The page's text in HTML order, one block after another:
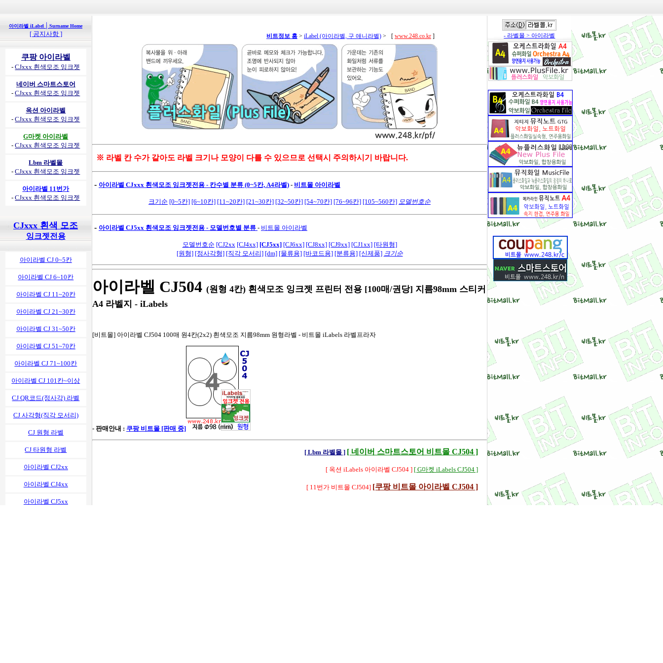
아이라벨 iLabel | Surname Home
[ 공지사항 ]
쿠팡 아이라벨
-CJxxx 흰색모조 잉크젯
네이버 스마트스토어
-CJxxx 흰색모조 잉크젯
옥션 아이라벨
-CJxxx 흰색모조 잉크젯
G마켓 아이라벨
-CJxxx 흰색모조 잉크젯
Lbm 라벨몰
-CJxxx 흰색모조 잉크젯
아이라벨 11번가
-CJxxx 흰색모조 잉크젯
CJxxx 흰색 모조
잉크젯전용
아이라벨 CJ 0~5칸
아이라벨 CJ 6~10칸
아이라벨 CJ 11~20칸
아이라벨 CJ 21~30칸
아이라벨 CJ 31~50칸
아이라벨 CJ 51~70칸
아이라벨 CJ 71~100칸
아이라벨 CJ 101칸~이상
CJ QR코드(정사각) 라벨
CJ 사각형(직각 모서리)
CJ 원형 라벨
CJ 타원형 라벨
아이라벨 CJ2xx
아이라벨 CJ4xx
아이라벨 CJ5xx
비트정보 홈 > iLabel (아이라벨, 구 애니라벨) > [ www.248.co.kr ]
※ 라벨 칸 수가 같아도 라벨 크기나 모양이 다를 수 있으므로 선택시 주의하시기 바랍니다.
- 아이라벨 CJxxx 흰색모조 잉크젯전용 - 칸수별 분류 (0~5칸, A4라벨) - 비트몰 아이라벨
크기순 [0~5칸] [6~10칸] [11~20칸] [21~30칸] [32~50칸] [54~70칸] [76~96칸] [105~560칸] 모델번호순
- 아이라벨 CJ5xx 흰색모조 잉크젯전용 - 모델번호별 분류 - 비트몰 아이라벨
모델번호순 [CJ2xx [CJ4xx] [CJ5xx] [CJ6xx] [CJ8xx] [CJ9xx] [CJ1xx] [타원형]
[원형] [정사각형] [직각 모서리] [dm] [물류용] [바코드용] [분류용] [신제품] 크기순
아이라벨 CJ504 (원형 4칸) 흰색모조 잉크젯 프린터 전용 [100매/권당] 지름98mm 스티커
A4 라벨지 - iLabels
[비트몰] 아이라벨 CJ504 100매 원4칸(2x2) 흰색모조 지름98mm 원형라벨 - 비트몰 iLabels 라벨프라자
- 판매안내 : 쿠팡 비트몰 [판매 중]
[ Lbm 라벨몰 ] [ 네이버 스마트스토어 비트몰 CJ504 ]
[ 옥션 iLabels 아이라벨 CJ504 ] [ G마켓 iLabels CJ504 ]
[ 11번가 비트몰 CJ504] [쿠팡 비트몰 아이라벨 CJ504 ]
- 라벨몰 > 아이라벨